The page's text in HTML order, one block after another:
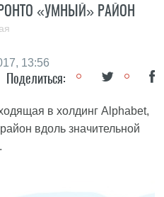
«УМНЫЙ» РАЙОН
13:56
Поделиться:
в холдинг Alphabet,
вдоль значительной